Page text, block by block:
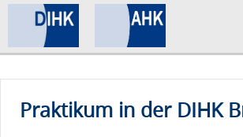
Datenschutz
Praktikum in der DIHK